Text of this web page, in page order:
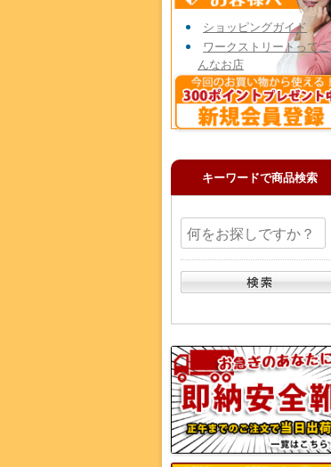
ショッピングガイド
ワークストリートってこ
んなお店
キーワードで商品検索